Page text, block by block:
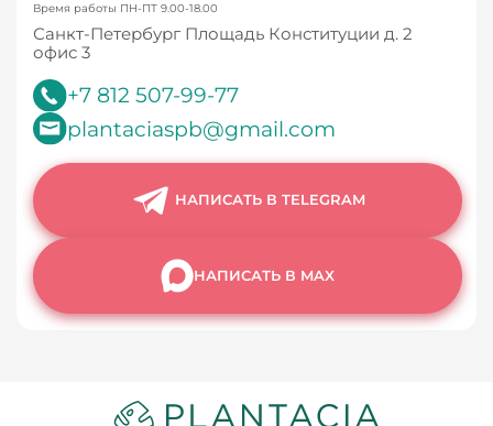
Время работы ПН-ПТ 9.00-18.00
Санкт-Петербург Площадь Конституции д. 2
офис 3
+7 812 507-99-77
plantaciaspb@gmail.com
НАПИСАТЬ В TELEGRAM
НАПИСАТЬ В MAX